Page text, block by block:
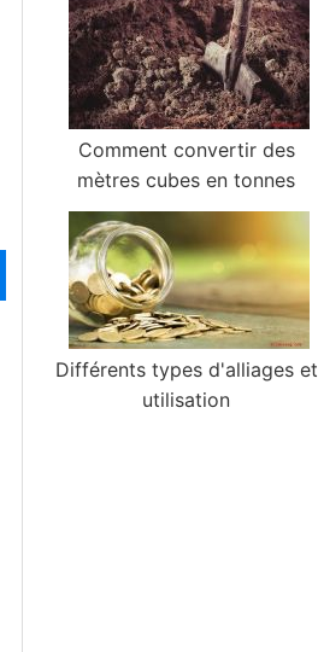
Comment convertir des
mètres cubes en tonnes
Différents types d'alliages et
utilisation